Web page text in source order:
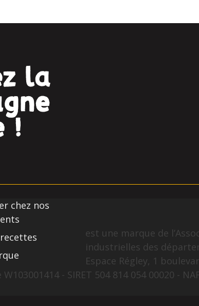
chez nos
est une marque de
industrielles des
Espace Régley, 1
- SIRET 504 814 054 00020 -